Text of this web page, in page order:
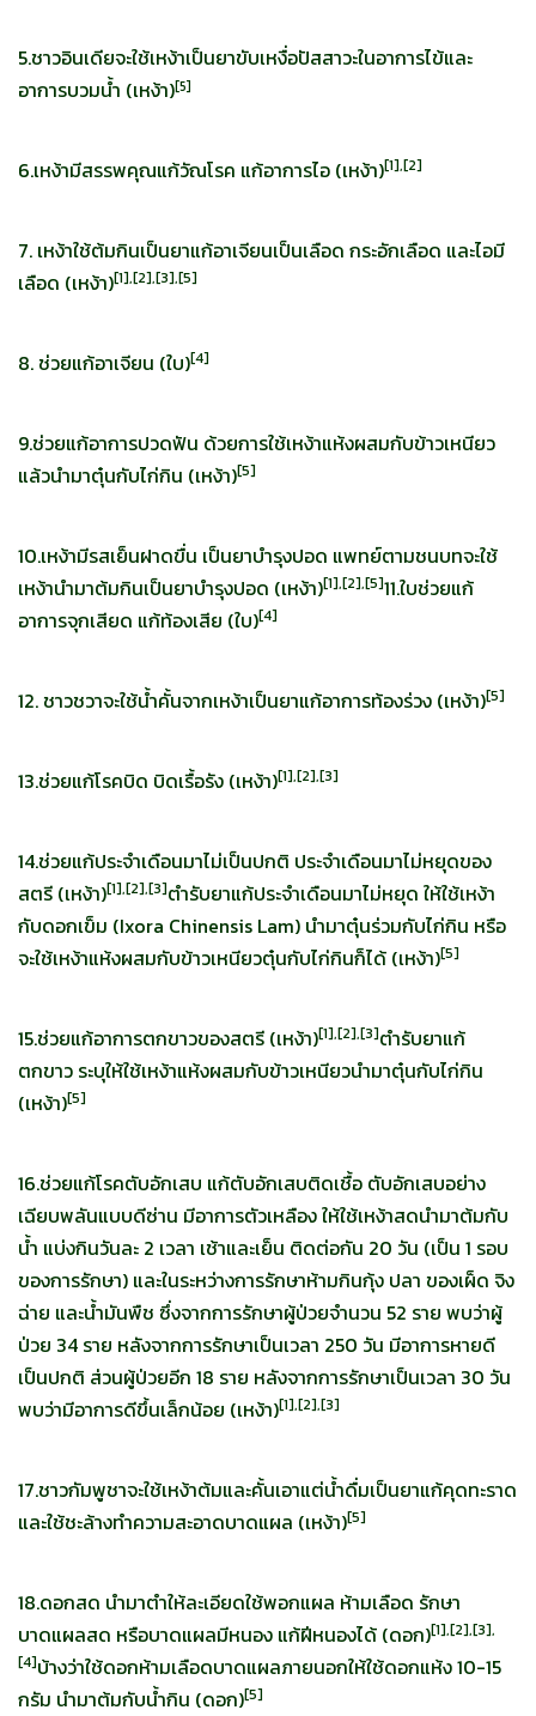
5.ชาวอินเดียจะใช้เหง้าเป็นยาขับเหงื่อปัสสาวะในอาการไข้และ
อาการบวมน้ำ (เหง้า)[5]
6.เหง้ามีสรรพคุณแก้วัณโรค แก้อาการไอ (เหง้า)[1],[2]
7. เหง้าใช้ต้มกินเป็นยาแก้อาเจียนเป็นเลือด กระอักเลือด และไอมี
เลือด (เหง้า)[1],[2],[3],[5]
8. ช่วยแก้อาเจียน (ใบ)[4]
9.ช่วยแก้อาการปวดฟัน ด้วยการใช้เหง้าแห้งผสมกับข้าวเหนียว
แล้วนำมาตุ๋นกับไก่กิน (เหง้า)[5]
10.เหง้ามีรสเย็นฝาดขื่น เป็นยาบำรุงปอด แพทย์ตามชนบทจะใช้
เหง้านำมาต้มกินเป็นยาบำรุงปอด (เหง้า)[1],[2],[5]11.ใบช่วยแก้
อาการจุกเสียด แก้ท้องเสีย (ใบ)[4]
12. ชาวชวาจะใช้น้ำคั้นจากเหง้าเป็นยาแก้อาการท้องร่วง (เหง้า)[5]
13.ช่วยแก้โรคบิด บิดเรื้อรัง (เหง้า)[1],[2],[3]
14.ช่วยแก้ประจำเดือนมาไม่เป็นปกติ ประจำเดือนมาไม่หยุดของ
สตรี (เหง้า)[1],[2],[3]ตำรับยาแก้ประจำเดือนมาไม่หยุด ให้ใช้เหง้า
กับดอกเข็ม (Ixora Chinensis Lam) นำมาตุ๋นร่วมกับไก่กิน หรือ
จะใช้เหง้าแห้งผสมกับข้าวเหนียวตุ๋นกับไก่กินก็ได้ (เหง้า)[5]
15.ช่วยแก้อาการตกขาวของสตรี (เหง้า)[1],[2],[3]ตำรับยาแก้
ตกขาว ระบุให้ใช้เหง้าแห้งผสมกับข้าวเหนียวนำมาตุ๋นกับไก่กิน
(เหง้า)[5]
16.ช่วยแก้โรคตับอักเสบ แก้ตับอักเสบติดเชื้อ ตับอักเสบอย่าง
เฉียบพลันแบบดีซ่าน มีอาการตัวเหลือง ให้ใช้เหง้าสดนำมาต้มกับ
น้ำ แบ่งกินวันละ 2 เวลา เช้าและเย็น ติดต่อกัน 20 วัน (เป็น 1 รอบ
ของการรักษา) และในระหว่างการรักษาห้ามกินกุ้ง ปลา ของเผ็ด จิง
ฉ่าย และน้ำมันพืช ซึ่งจากการรักษาผู้ป่วยจำนวน 52 ราย พบว่าผู้
ป่วย 34 ราย หลังจากการรักษาเป็นเวลา 250 วัน มีอาการหายดี
เป็นปกติ ส่วนผู้ป่วยอีก 18 ราย หลังจากการรักษาเป็นเวลา 30 วัน
พบว่ามีอาการดีขึ้นเล็กน้อย (เหง้า)[1],[2],[3]
17.ชาวกัมพูชาจะใช้เหง้าต้มและคั้นเอาแต่น้ำดื่มเป็นยาแก้คุดทะราด
และใช้ชะล้างทำความสะอาดบาดแผล (เหง้า)[5]
18.ดอกสด นำมาตำให้ละเอียดใช้พอกแผล ห้ามเลือด รักษา
บาดแผลสด หรือบาดแผลมีหนอง แก้ฝีหนองได้ (ดอก)[1],[2],[3],
[4]บ้างว่าใช้ดอกห้ามเลือดบาดแผลภายนอกให้ใช้ดอกแห้ง 10-15
กรัม นำมาต้มกับน้ำกิน (ดอก)[5]